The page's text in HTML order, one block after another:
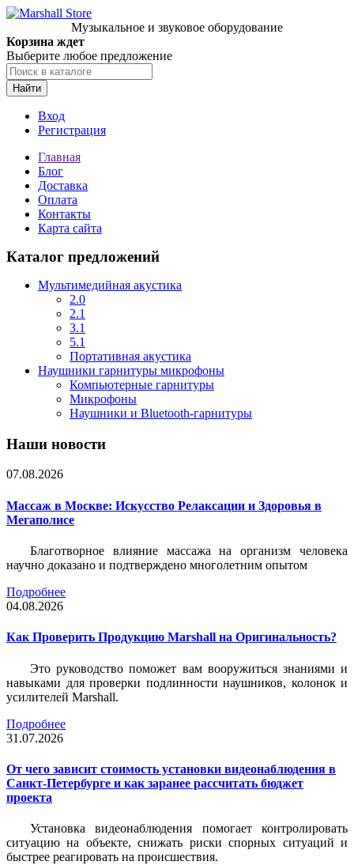
Музыкальное и звуковое оборудование
Корзина ждет
Выберите любое предложение
Найти
Вход
Регистрация
Главная
Блог
Доставка
Оплата
Контакты
Карта сайта
Каталог предложений
Мультимедийная акустика
2.0
2.1
3.1
5.1
Портативная акустика
Наушники гарнитуры микрофоны
Компьютерные гарнитуры
Микрофоны
Наушники и Bluetooth-гарнитуры
Наши новости
07.08.2026
Массаж в Москве: Искусство Релаксации и Здоровья в
Мегаполисе
Благотворное влияние массажа на организм человека
научно доказано и подтверждено многолетним опытом
Подробнее
04.08.2026
Как Проверить Продукцию Marshall на Оригинальность?
Это руководство поможет вам вооружиться знаниями и
навыками для проверки подлинности наушников, колонок и
усилителей Marshall.
Подробнее
31.07.2026
От чего зависит стоимость установки видеонаблюдения в
Санкт-Петербурге и как заранее рассчитать бюджет
проекта
Установка видеонаблюдения помогает контролировать
ситуацию на объекте, снижать риски спорных ситуаций и
быстрее реагировать на происшествия.